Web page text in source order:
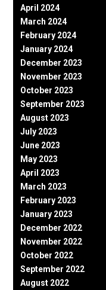
April 2024
March 2024
February 2024
January 2024
December 2023
November 2023
October 2023
September 2023
August 2023
July 2023
June 2023
May 2023
April 2023
March 2023
February 2023
January 2023
December 2022
November 2022
October 2022
September 2022
August 2022